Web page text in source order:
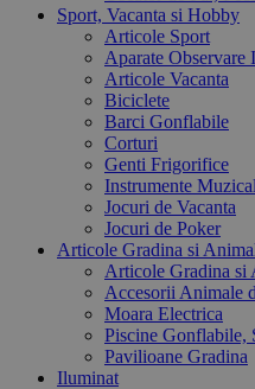
Sport, Vacanta si Hobby
Articole Sport
Aparate Observare
Articole Vacanta
Biciclete
Barci Gonflabile
Corturi
Genti Frigorifice
Instrumente
Jocuri de Vacanta
Jocuri de Poker
Articole Gradina si
Articole Gradina si
Accesorii Animale
Moara Electrica
Piscine Gonflabile,
Pavilioane Gradina
Iluminat